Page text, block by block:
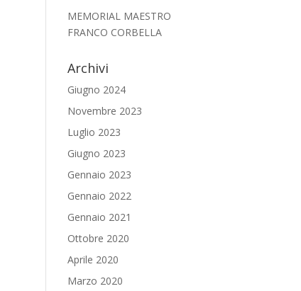
MEMORIAL MAESTRO
FRANCO CORBELLA
Archivi
Giugno 2024
Novembre 2023
Luglio 2023
Giugno 2023
Gennaio 2023
Gennaio 2022
Gennaio 2021
Ottobre 2020
Aprile 2020
Marzo 2020